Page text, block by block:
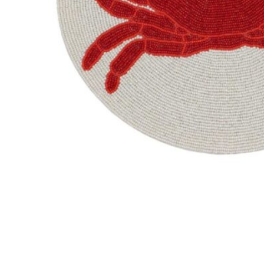
Tilføj til kurv
Se kurvKasse